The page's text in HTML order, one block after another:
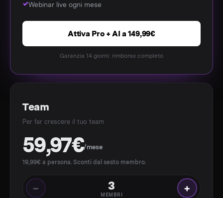
Webinar live ogni mese
Attiva Pro + AI a 149,99€
Garanzia 14 giorni: rimborso completo
Team
Per far crescere il tuo team
59,97€/mese
19,99€ a persona. Sconti dal sesto membro.
− 3
MEMBRI
+